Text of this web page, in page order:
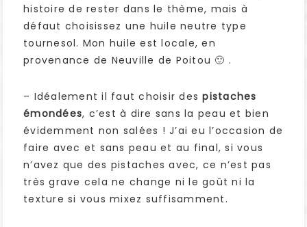
histoire de rester dans le thème, mais à
défaut choisissez une huile neutre type
tournesol. Mon huile est locale, en
provenance de Neuville de Poitou 🙂 .
– Idéalement il faut choisir despistaches
émondées, c’est à dire sans la peau et bien
évidemment non salées ! J’ai eu l’occasion de
faire avec et sans peau et au final, si vous
n’avez que des pistaches avec, ce n’est pas
très grave cela ne change ni le goût ni la
texture si vous mixez suffisamment.